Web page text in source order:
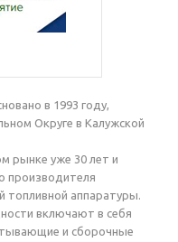
в 1993 году,
Округе в Калужской
рынке уже 30 лет и
производителя
топливной аппаратуры.
включают в себя
и сборочные